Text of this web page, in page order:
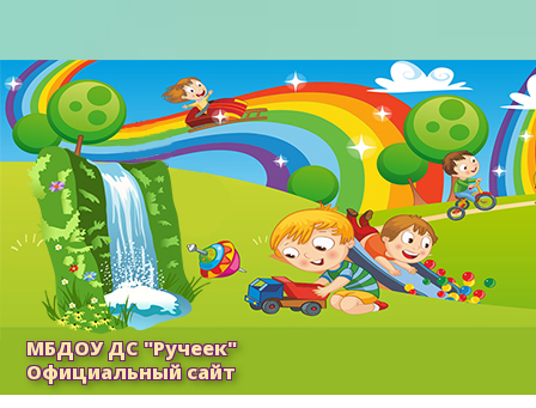
МБДОУ ДС "Ручеек"
Официальный сайт